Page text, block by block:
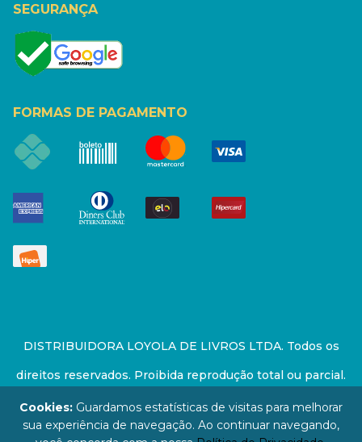
SEGURANÇA
FORMAS DE PAGAMENTO
DISTRIBUIDORA LOYOLA DE LIVROS LTDA. Todos os
direitos reservados. Proibida reprodução total ou parcial.
Preços e estoque sujeito a alterações sem aviso prévio.
67.946.814/0001-94 - LOJA - Rua Senador Feijó - São
Cookies: Guardamos estatísticas de visitas para melhorar
sua experiência de navegação. Ao continuar navegando,